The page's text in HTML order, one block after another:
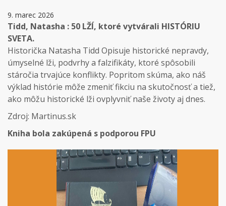
9. marec 2026
Tidd, Natasha : 50 LŽÍ, ktoré vytvárali HISTÓRIU
SVETA.
Historička Natasha Tidd Opisuje historické nepravdy,
úmyselné lži, podvrhy a falzifikáty, ktoré spôsobili
stáročia trvajúce konflikty. Popritom skúma, ako náš
výklad histórie môže zmeniť fikciu na skutočnosť a tiež,
ako môžu historické lži ovplyvniť naše životy aj dnes.
Zdroj: Martinus.sk
Kniha bola zakúpená s podporou FPU